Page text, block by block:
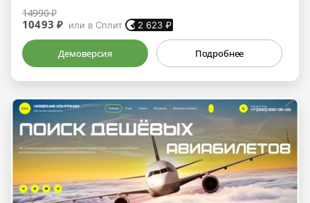
14990 ₽
10493 ₽ или в Сплит 2 623 ₽
Демоверсия Подробнее